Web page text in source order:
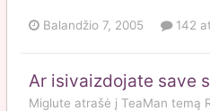
Balandžio 7, 2005 142
Ar isivaizdojate save
Miglute atrašė į TeaMan temą